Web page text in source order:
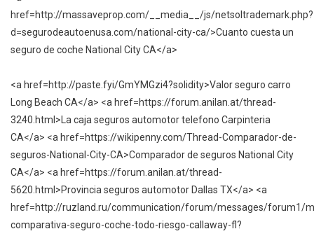
href=http://massaveprop.com/__media__/js/netsoltrademark.php?
d=segurodeautoenusa.com/national-city-ca/>Cuanto cuesta un
seguro de coche National City CA</a>
<a href=http://paste.fyi/GmYMGzi4?solidity>Valor seguro carro
Long Beach CA</a> <a href=https://forum.anilan.at/thread-
3240.html>La caja seguros automotor telefono Carpinteria
CA</a> <a href=https://wikipenny.com/Thread-Comparador-de-
seguros-National-City-CA>Comparador de seguros National City
CA</a> <a href=https://forum.anilan.at/thread-
5620.html>Provincia seguros automotor Dallas TX</a> <a
href=http://ruzland.ru/communication/forum/messages/forum1/
comparativa-seguro-coche-todo-riesgo-callaway-fl?